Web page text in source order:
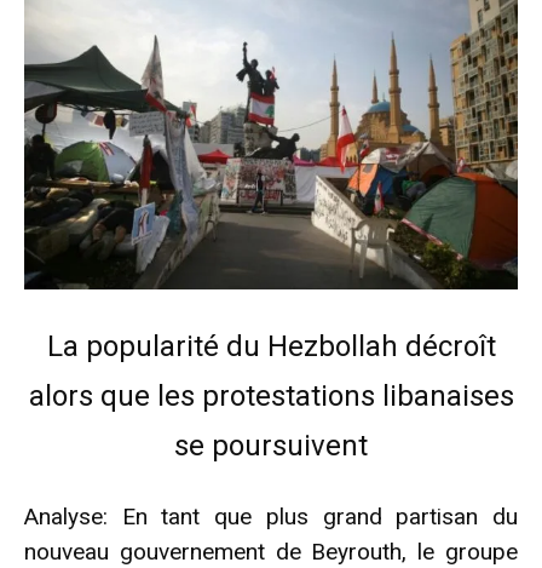
La popularité du Hezbollah décroît
alors que les protestations libanaises
se poursuivent
Analyse: En tant que plus grand partisan du
nouveau gouvernement de Beyrouth, le groupe